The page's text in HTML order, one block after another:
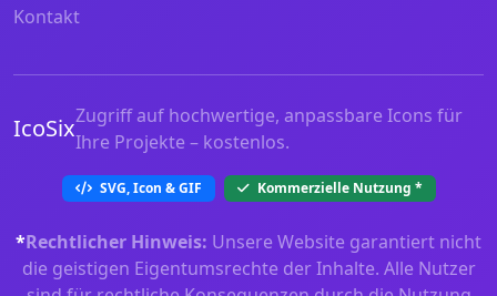
Kontakt
IcoSixZugriff auf hochwertige, anpassbare Icons für
Ihre Projekte – kostenlos.
SVG, Icon & GIF Kommerzielle Nutzung *
*Rechtlicher Hinweis: Unsere Website garantiert nicht
die geistigen Eigentumsrechte der Inhalte. Alle Nutzer